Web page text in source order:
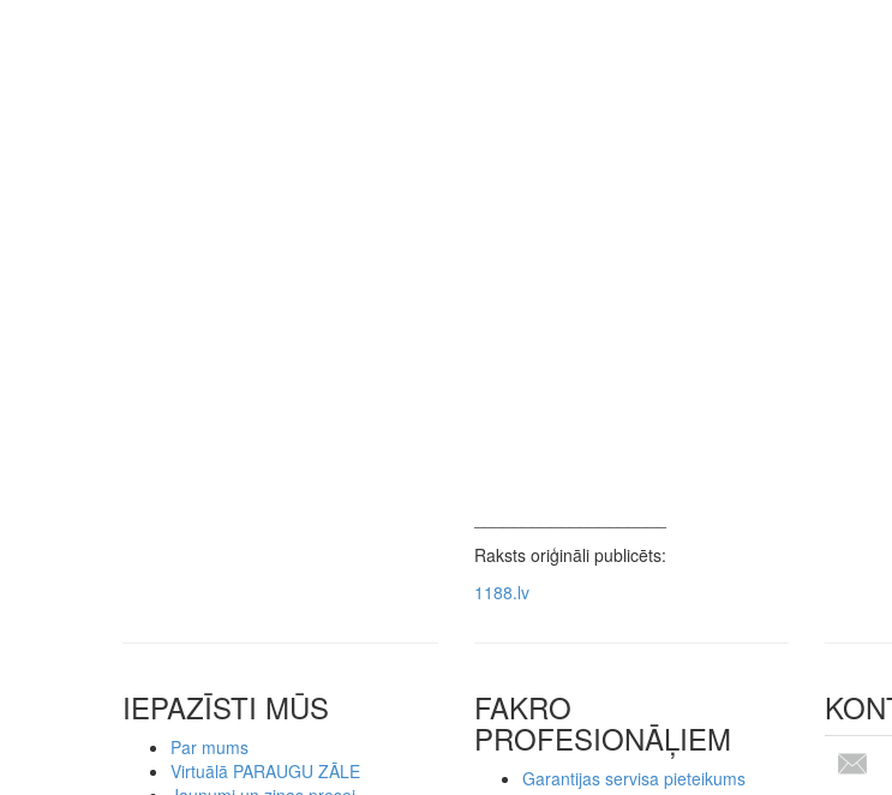
Raksts oriģināli publicēts:
1188.lv
IEPAZĪSTI MŪS
Par mums
Virtuālā PARAUGU ZĀLE
FAKRO
PROFESIONĀĻIEM
Garantijas servisa pieteikums